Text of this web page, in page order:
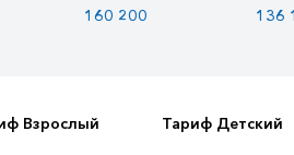
160 200 136
Взрослый Тариф Детский